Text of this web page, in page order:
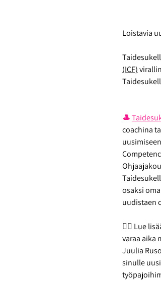
Loistavia
(ICF)
🎩
coachina
osaksi
uudistaen
👉🏼 Lue
varaa aika
Juulia
sinulle